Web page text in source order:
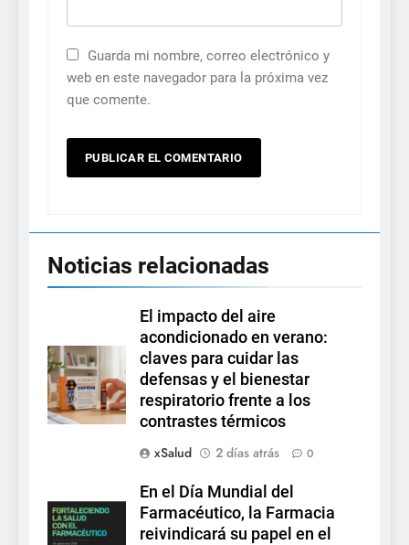
Guarda mi nombre, correo electrónico y
web en este navegador para la próxima vez
que comente.
Noticias relacionadas
El impacto del aire
acondicionado en verano:
claves para cuidar las
defensas y el bienestar
respiratorio frente a los
contrastes térmicos
xSalud
2 días atrás 0
En el Día Mundial del
Farmacéutico, la Farmacia
reivindicará su papel en el